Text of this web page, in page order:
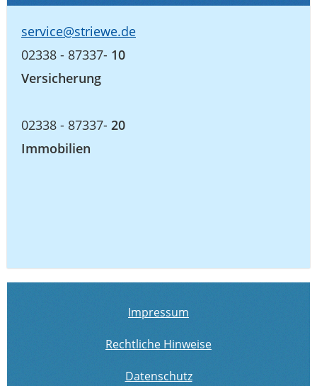
service@striewe.de
02338 - 87337- 10
Versicherung
02338 - 87337- 20
Immobilien
Impressum
Rechtliche Hinweise
Datenschutz